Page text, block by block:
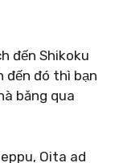
đến Shikoku
đến đó thì bạn
băng qua
Oita ad